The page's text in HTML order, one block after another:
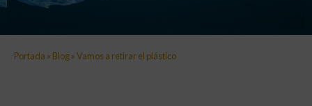
Portada » Blog»Vamos a retirar el plástico